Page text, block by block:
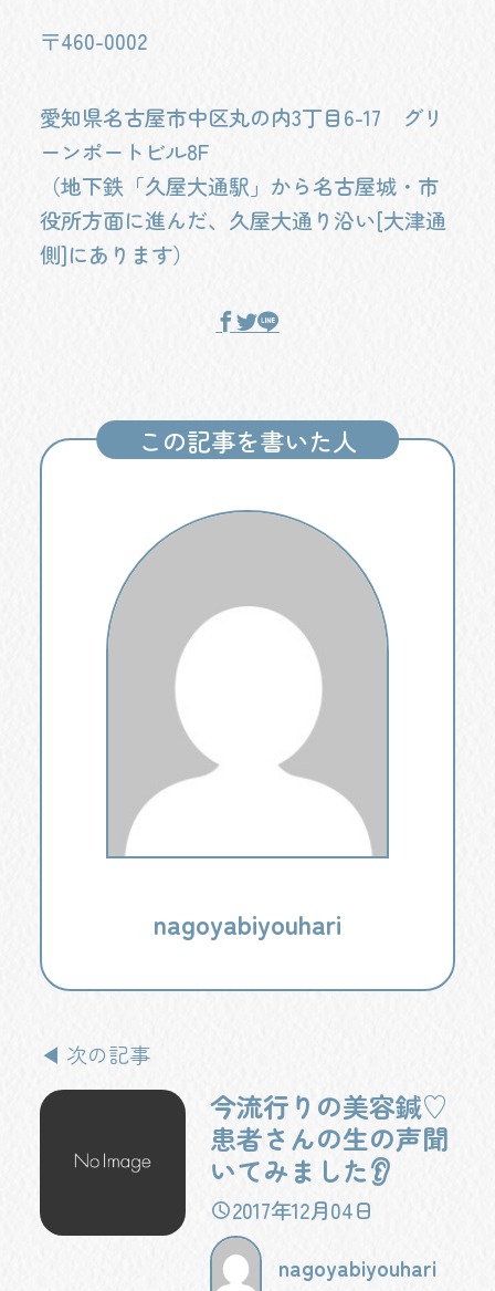
〒460-0002
愛知県名古屋市中区丸の内3丁目6-17 グリ
ーンポートビル8F
（地下鉄「久屋大通駅」から名古屋城・市
役所方面に進んだ、久屋大通り沿い[大津通
側]にあります）
この記事を書いた人
nagoyabiyouhari
◀ 次の記事
今流行りの美容鍼♡
患者さんの生の声聞
いてみました👂
2017年12月04日
nagoyabiyouhari